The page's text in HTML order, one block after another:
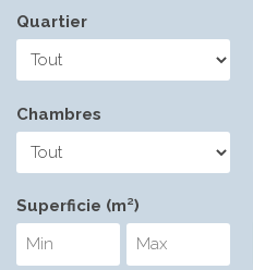
Quartier
Chambres
Superficie (m²)